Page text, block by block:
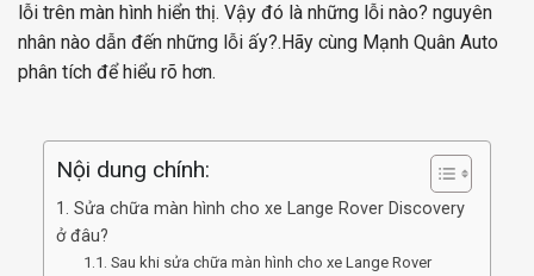
lỗi trên màn hình hiển thị. Vậy đó là những lỗi nào? nguyên
nhân nào dẫn đến những lỗi ấy?.Hãy cùng Mạnh Quân Auto
phân tích để hiểu rõ hơn.
Nội dung chính:
1. Sửa chữa màn hình cho xe Lange Rover Discovery
ở đâu?
1.1. Sau khi sửa chữa màn hình cho xe Lange Rover